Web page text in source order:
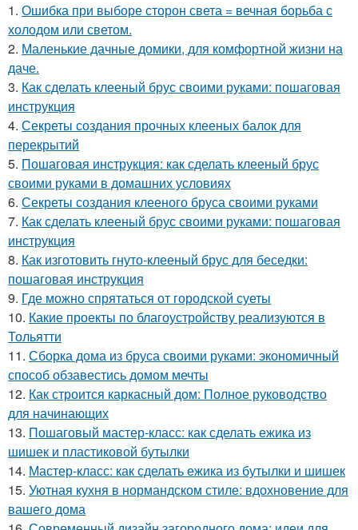
1. Ошибка при выборе сторон света = вечная борьба с
холодом или светом.
2. Маленькие дачные домики, для комфортной жизни на
даче.
3. Как сделать клееный брус своими руками: пошаговая
инструкция
4. Секреты создания прочных клееных балок для
перекрытий
5. Пошаговая инструкция: как сделать клееный брус
своими руками в домашних условиях
6. Секреты создания клееного бруса своими руками
7. Как сделать клееный брус своими руками: пошаговая
инструкция
8. Как изготовить гнуто-клееный брус для беседки:
пошаговая инструкция
9. Где можно спрятаться от городской суеты
10. Какие проекты по благоустройству реализуются в
Тольятти
11. Сборка дома из бруса своими руками: экономичный
способ обзавестись домом мечты
12. Как строится каркасный дом: Полное руководство
для начинающих
13. Пошаговый мастер-класс: как сделать ежика из
шишек и пластиковой бутылки
14. Мастер-класс: как сделать ежика из бутылки и шишек
15. Уютная кухня в нормандском стиле: вдохновение для
вашего дома